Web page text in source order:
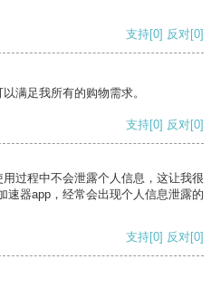
支持[0] 反对[0]
满足我所有的购物需求。
支持[0] 反对[0]
过程中不会泄露个人信息，这让我很
速器app，经常会出现个人信息泄露的
支持[0] 反对[0]